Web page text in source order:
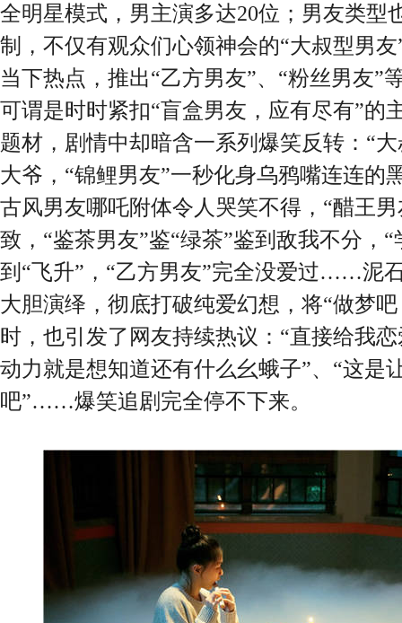
全明星模式，男主演多达20位；男友类型
制，不仅有观众们心领神会的“大叔型男
当下热点，推出“乙方男友”、“粉丝男友”
可谓是时时紧扣“盲盒男友，应有尽有”的
题材，剧情中却暗含一系列爆笑反转：“
大爷，“锦鲤男友”一秒化身乌鸦嘴连连的
古风男友哪吒附体令人哭笑不得，“醋王
致，“鉴茶男友”鉴“绿茶”鉴到敌我不分，
到“飞升”，“乙方男友”完全没爱过……泥
大胆演绎，彻底打破纯爱幻想，将“做梦
时，也引发了网友持续热议：“直接给我
动力就是想知道还有什么幺蛾子”、“这是
吧”……爆笑追剧完全停不下来。